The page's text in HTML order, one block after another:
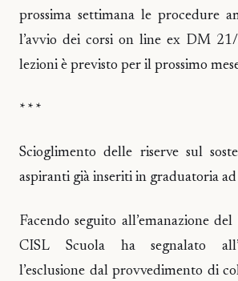
prossima settimana le procedure
l’avvio dei corsi on line ex DM
lezioni è previsto per il prossimo
* * *
Scioglimento delle riserve sul
aspiranti già inseriti in graduatoria
Facendo seguito all’emanazione
CISL Scuola ha segnalato
l’esclusione dal provvedimento di